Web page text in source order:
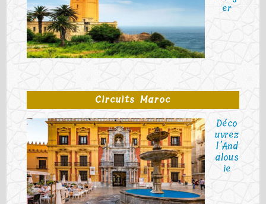
er
Circuits Maroc
Déco
uvrez
l’And
alous
ie